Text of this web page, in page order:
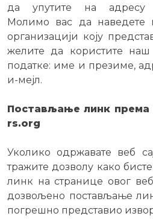
да упутите на адресу
Молимо вас да наведете
организацији коју
желите да користите наш
податке: име и презиме,
и-мејл.
Постављање линк према
rs.org
Уколико одржавате веб
тражите дозволу како
линк на странице овог веб
дозвољено постављање
погрешно представио